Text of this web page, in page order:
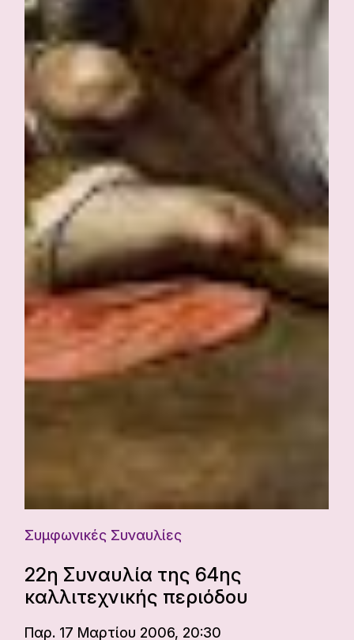
Συμφωνικές Συναυλίες
22η Συναυλία της 64ης
καλλιτεχνικής περιόδου
Παρ. 17 Μαρτίου 2006, 20:30